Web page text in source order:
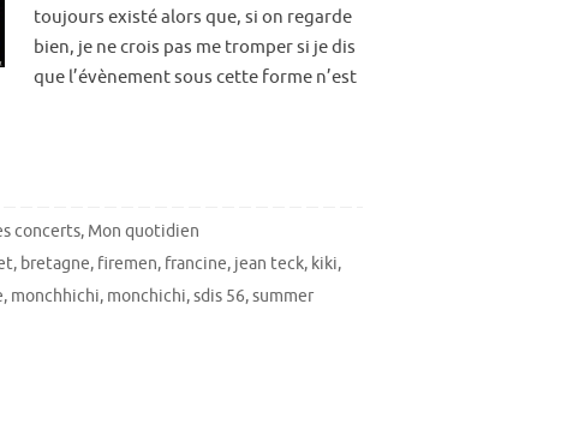
toujours existé alors que, si on regarde
bien, je ne crois pas me tromper si je dis
que l’évènement sous cette forme n’est
concerts, Mon quotidien
, bretagne, firemen, francine, jean teck, kiki,
, monchhichi, monchichi,sdis 56,summer